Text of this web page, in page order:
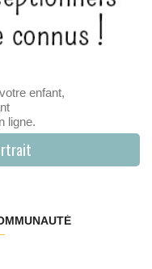
enfant,
ligne.